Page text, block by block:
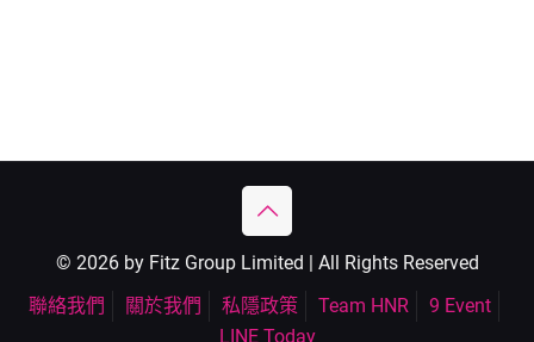
© 2026 by Fitz Group Limited | All Rights Reserved
聯絡我們
關於我們 私隱政策 Team HNR
9 Event
LINE Today